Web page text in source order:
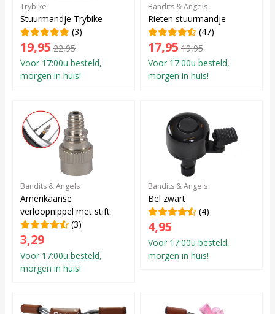
Trybike
Stuurmandje Trybike
(3)
19,95 22,95
Voor 17:00u besteld,
morgen in huis!
Bandits & Angels
Rieten stuurmandje
(47)
17,95 19,95
Voor 17:00u besteld,
morgen in huis!
Bandits & Angels
Amerikaanse
verloopnippel met stift
(3)
3,29
Voor 17:00u besteld,
morgen in huis!
Bandits & Angels
Bel zwart
(4)
4,95
Voor 17:00u besteld,
morgen in huis!